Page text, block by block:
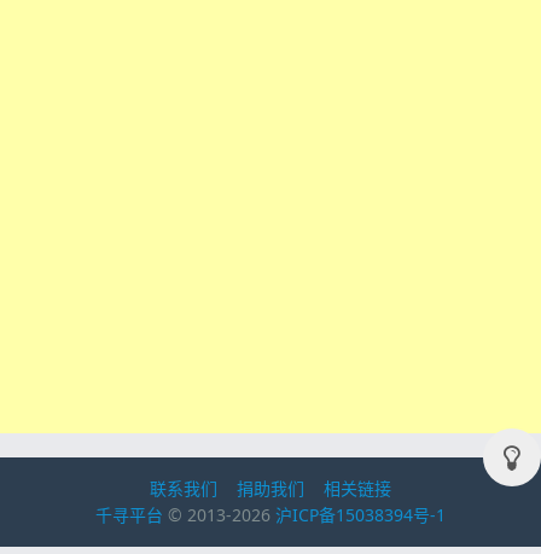
联系我们 捐助我们
相关链接
千寻平台 © 2013-2026 沪ICP备15038394号-1